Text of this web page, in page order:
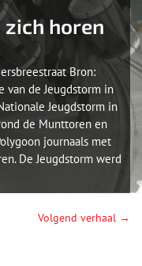
zich horen
Bron:
van de Jeugdstorm in
Jeugdstorm in
de Munttoren en
journaals met
De Jeugdstorm werd
Volgend verhaal →